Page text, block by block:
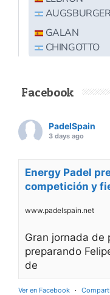
Facebook
PadelSpain
3 days ago
Energy Padel
competición y
www.padelspain.net
Gran jornada de
preparando
de
Ver en Facebook ·